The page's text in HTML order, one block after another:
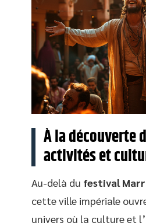
À la découverte
activités et
Au-delà du festival
cette ville impériale
univers où la culture et